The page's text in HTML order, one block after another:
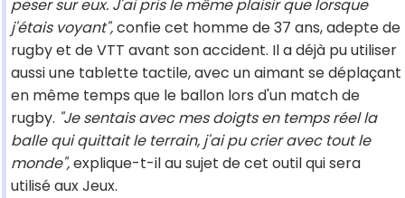
peser sur eux. J'ai pris le même plaisir que lorsque
j'étais voyant",confie cet homme de 37 ans, adepte de
rugby et de VTT avant son accident. Il a déjà pu utiliser
aussi une tablette tactile, avec un aimant se déplaçant
en même temps que le ballon lors d'un match de
rugby. "Je sentais avec mes doigts en temps réel la
balle qui quittait le terrain, j'ai pu crier avec tout le
monde",explique-t-il au sujet de cet outil qui sera
utilisé aux Jeux.